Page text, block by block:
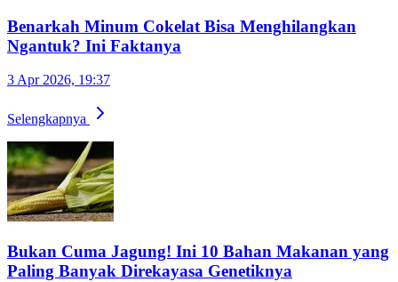
Benarkah Minum Cokelat Bisa Menghilangkan
Ngantuk? Ini Faktanya
3 Apr 2026, 19:37
Selengkapnya
Bukan Cuma Jagung! Ini 10 Bahan Makanan yang
Paling Banyak Direkayasa Genetiknya